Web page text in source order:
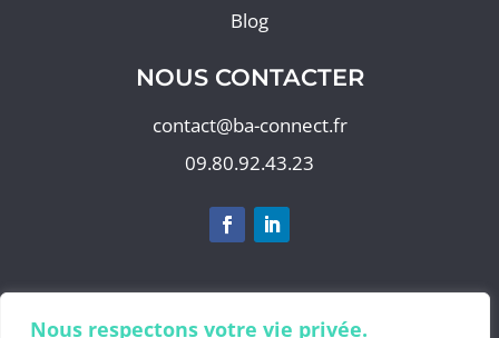
Nous respectons votre vie privée.
Blog
NOUS CONTACTER
contact@ba-connect.fr
09.80.92.43.23
S'abonner à notre newsletter